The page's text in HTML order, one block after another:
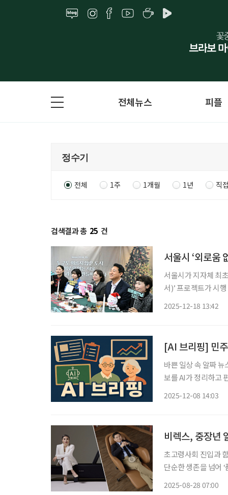
전체뉴스 피플
전체 1주 1개월 1년 직
검색결과 총 25 건
서울시 ‘외로움
서울시가 지자체 최
서)’ 프로젝트가 시
2025-12-18 13:42
[AI 브리핑] 민
바쁜 일상 속 알짜
보를 AI가 정리하고 편집국 기자
2025-12-08 14:03
비렉스, 중장년
초고령사회 진입과
단순한 생존을 넘어
2025-08-28 07:00